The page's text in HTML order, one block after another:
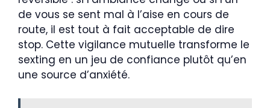
de vous se sent mal à l’aise en cours de
route, il est tout à fait acceptable de dire
stop. Cette vigilance mutuelle transforme le
sexting en un jeu de confiance plutôt qu’en
une source d’anxiété.